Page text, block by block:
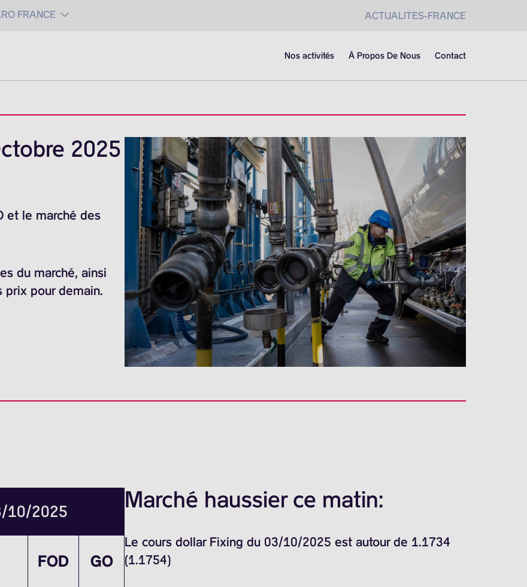
FRANCE ACTUALITES-FRANCE
Nos activités À Propos De Nous Contact
2025
et le marché des
du marché, ainsi
prix pour demain.
10/2025
FOD GO
Marché haussier ce matin:
Le cours dollar Fixing du 03/10/2025 est autour de 1.1734
(1.1754)